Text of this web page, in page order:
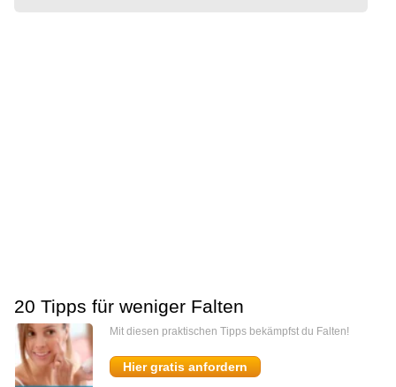
20 Tipps für weniger Falten
Mit diesen praktischen Tipps bekämpfst du Falten!
Hier gratis anfordern